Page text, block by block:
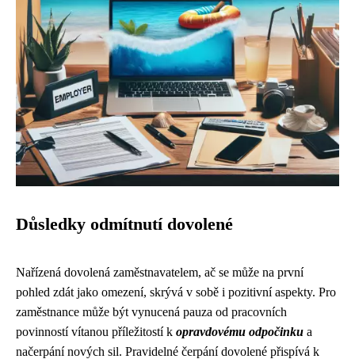
Důsledky odmítnutí dovolené
Nařízená dovolená zaměstnavatelem, ač se může na první
pohled zdát jako omezení, skrývá v sobě i pozitivní aspekty. Pro
zaměstnance může být vynucená pauza od pracovních
povinností vítanou příležitostí k opravdovému odpočinku a
načerpání nových sil. Pravidelné čerpání dovolené přispívá k